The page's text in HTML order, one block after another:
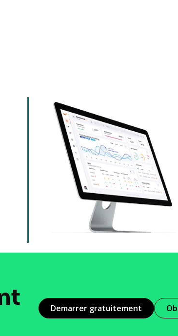
Demarrer gratuitement